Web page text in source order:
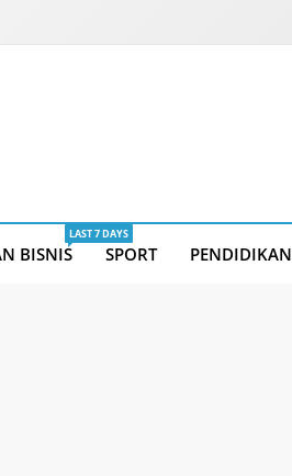
BISNIS
LAST 7 DAYS
SPORT PENDIDIKAN